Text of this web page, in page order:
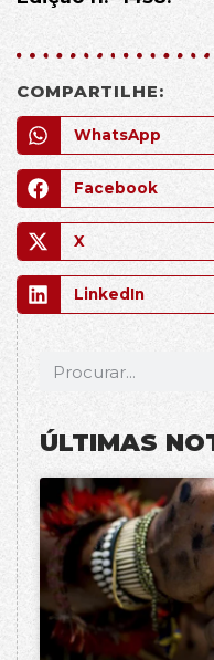
COMPARTILHE:
WhatsApp
Facebook
X
LinkedIn
ÚLTIMAS